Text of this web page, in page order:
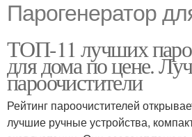
Парогенератор
ТОП-11 лучших
для дома по цене.
пароочистители
Рейтинг пароочистителей
лучшие ручные устройства,